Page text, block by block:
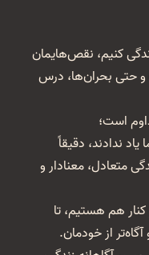
کنیم، نقص‌هایمان
و حتی بحران‌ها، درس
است؛
ندادند، دقیقاً
متعادل، معنا‌دار و
هم هستیم، تا
از خودمان.